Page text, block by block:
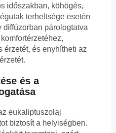
időszakban, köhögés,
terheltsége esetén
diffúzorban párologtatva
érzetét, és enyhítheti az
és a
eukaliptuszolaj
biztosít a helyiségben.